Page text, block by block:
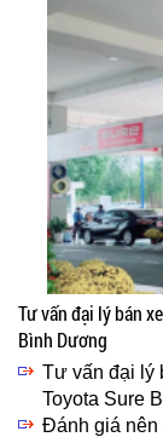
Tư vấn đại lý bán
Bình Dương
Tư vấn đại lý
Toyota Sure
Đánh giá nên